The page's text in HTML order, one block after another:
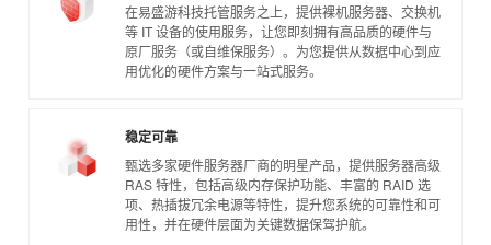
在易盛游科技托管服务之上，提供裸机服务器、交换机
等 IT 设备的使用服务，让您即刻拥有高品质的硬件与
原厂服务（或自维保服务）。为您提供从数据中心到应
用优化的硬件方案与一站式服务。
稳定可靠
甄选多家硬件服务器厂商的明星产品，提供服务器高级
RAS 特性，包括高级内存保护功能、丰富的 RAID 选
项、热插拔冗余电源等特性，提升您系统的可靠性和可
用性，并在硬件层面为关键数据保驾护航。